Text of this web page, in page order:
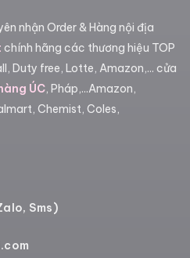
nhận Order & Hàng nội địa
chính hãng các thương hiệu TOP
Duty free, Lotte, Amazon,... cửa
ÚC, Pháp,...Amazon,
Chemist, Coles,
Sms)